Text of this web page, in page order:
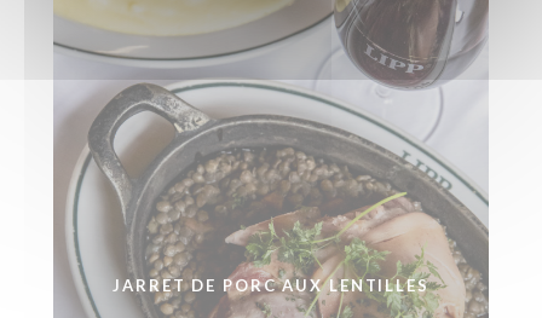
JARRET DE PORC AUX LENTILLES